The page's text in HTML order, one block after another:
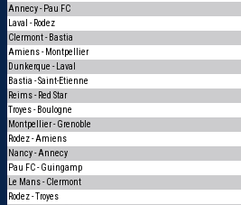
Annecy - Pau FC
Laval - Rodez
Clermont - Bastia
Amiens - Montpellier
Dunkerque - Laval
Bastia - Saint-Etienne
Reims - Red Star
Troyes - Boulogne
Montpellier - Grenoble
Rodez - Amiens
Nancy - Annecy
Pau FC - Guingamp
Le Mans - Clermont
Rodez - Troyes